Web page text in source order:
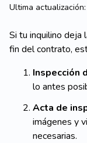
Ultima actualización:
Si tu inquilino deja
fin del contrato,
Inspección
lo antes
Acta de
imágenes y
necesarias.